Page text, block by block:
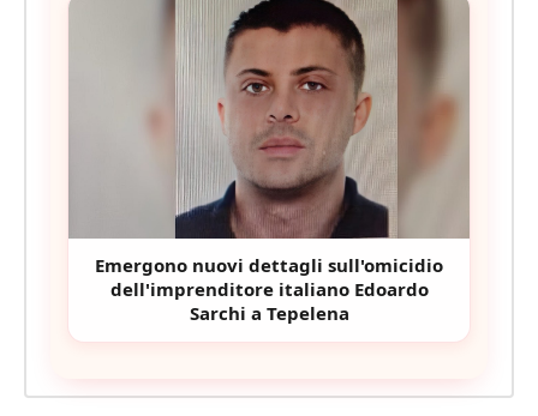
Emergono nuovi dettagli sull'omicidio
dell'imprenditore italiano Edoardo
Sarchi a Tepelena